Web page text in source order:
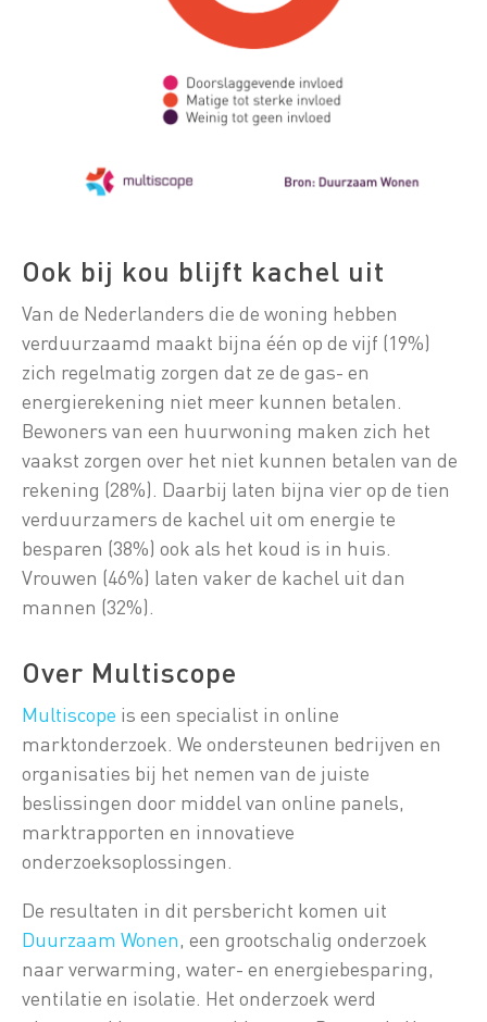
Ook bij kou blijft kachel uit
Van de Nederlanders die de woning hebben
verduurzaamd maakt bijna één op de vijf (19%)
zich regelmatig zorgen dat ze de gas- en
energierekening niet meer kunnen betalen.
Bewoners van een huurwoning maken zich het
vaakst zorgen over het niet kunnen betalen van de
rekening (28%). Daarbij laten bijna vier op de tien
verduurzamers de kachel uit om energie te
besparen (38%) ook als het koud is in huis.
Vrouwen (46%) laten vaker de kachel uit dan
mannen (32%).
Over Multiscope
Multiscope is een specialist in online
marktonderzoek. We ondersteunen bedrijven en
organisaties bij het nemen van de juiste
beslissingen door middel van online panels,
marktrapporten en innovatieve
onderzoeksoplossingen.
De resultaten in dit persbericht komen uit
Duurzaam Wonen, een grootschalig onderzoek
naar verwarming, water- en energiebesparing,
ventilatie en isolatie. Het onderzoek werd